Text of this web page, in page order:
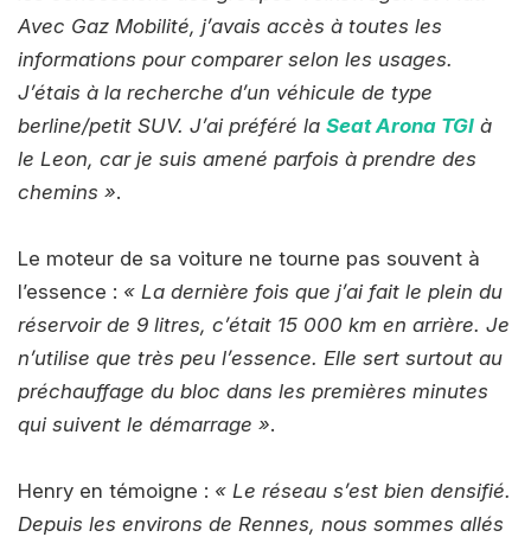
Avec Gaz Mobilité, j’avais accès à toutes les
informations pour comparer selon les usages.
J’étais à la recherche d’un véhicule de type
berline/petit SUV. J’ai préféré la Seat Arona TGI à
le Leon, car je suis amené parfois à prendre des
chemins ».
Le moteur de sa voiture ne tourne pas souvent à
l’essence : « La dernière fois que j’ai fait le plein du
réservoir de 9 litres, c’était 15 000 km en arrière. Je
n’utilise que très peu l’essence. Elle sert surtout au
préchauffage du bloc dans les premières minutes
qui suivent le démarrage ».
Henry en témoigne : « Le réseau s’est bien densifié.
Depuis les environs de Rennes, nous sommes allés